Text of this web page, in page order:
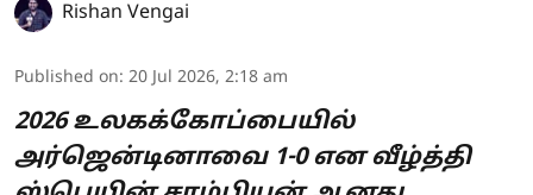
Rishan Vengai
Published on: 20 Jul 2026, 2:18 am
2026 உலகக்கோப்பையில்
அர்ஜென்டினாவை 1-0 என வீழ்த்தி